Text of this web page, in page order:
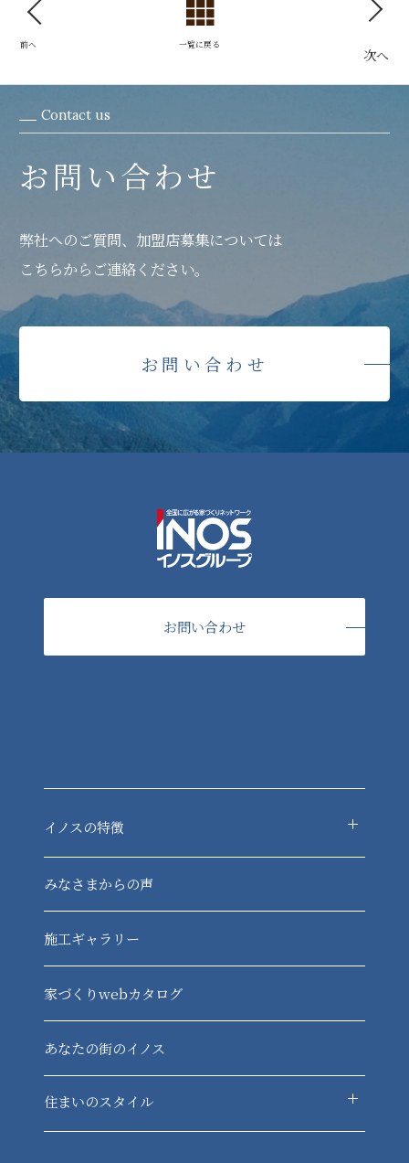
前へ 一覧に戻る
次へ
Contact us
お問い合わせ
弊社へのご質問、加盟店募集については
こちらからご連絡ください。
お問い合わせ
お問い合わせ
イノスの特徴
-現場レベルチェック
-各種制度
みなさまからの声
施工ギャラリー
家づくりwebカタログ
あなたの街のイノス
住まいのスタイル